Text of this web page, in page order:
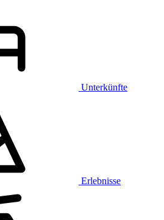
Unterkünfte
Erlebnisse